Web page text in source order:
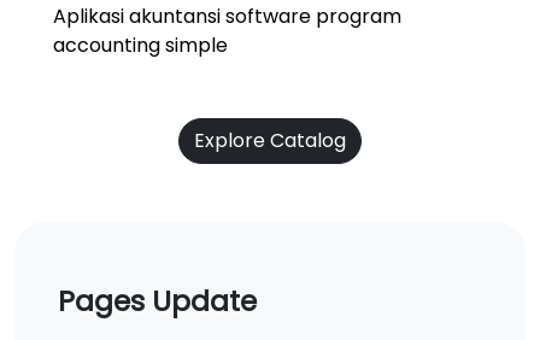
Aplikasi akuntansi software program
accounting simple
Explore Catalog
Pages Update